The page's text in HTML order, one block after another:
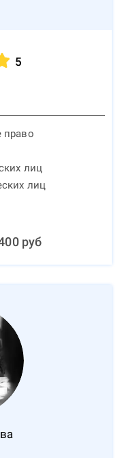
5
право
лиц
лиц
руб